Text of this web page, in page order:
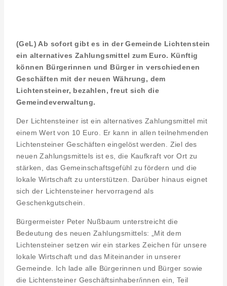
(GeL) Ab sofort gibt es in der Gemeinde Lichtenstein
ein alternatives Zahlungsmittel zum Euro. Künftig
können Bürgerinnen und Bürger in verschiedenen
Geschäften mit der neuen Währung, dem
Lichtensteiner, bezahlen, freut sich die
Gemeindeverwaltung.
Der Lichtensteiner ist ein alternatives Zahlungsmittel mit
einem Wert von 10 Euro. Er kann in allen teilnehmenden
Lichtensteiner Geschäften eingelöst werden. Ziel des
neuen Zahlungsmittels ist es, die Kaufkraft vor Ort zu
stärken, das Gemeinschaftsgefühl zu fördern und die
lokale Wirtschaft zu unterstützen. Darüber hinaus eignet
sich der Lichtensteiner hervorragend als
Geschenkgutschein.
Bürgermeister Peter Nußbaum unterstreicht die
Bedeutung des neuen Zahlungsmittels: „Mit dem
Lichtensteiner setzen wir ein starkes Zeichen für unsere
lokale Wirtschaft und das Miteinander in unserer
Gemeinde. Ich lade alle Bürgerinnen und Bürger sowie
die Lichtensteiner Geschäftsinhaber/innen ein, Teil